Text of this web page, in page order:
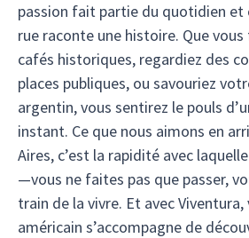
passion fait partie du quotidien et
rue raconte une histoire. Que
cafés historiques, regardiez des
places publiques, ou savouriez
argentin, vous sentirez le pouls
instant. Ce que nous aimons en
Aires, c’est la rapidité avec
—vous ne faites pas que passer,
train de la vivre. Et avec
américain s’accompagne de